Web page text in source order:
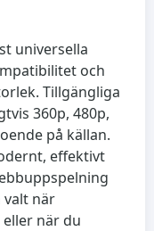
universella
och
Tillgängliga
360p, 480p,
på källan.
effektivt
valt när
när du